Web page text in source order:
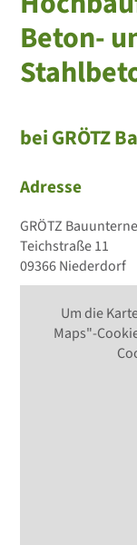
Beton-
bei GRÖTZ
Adresse
GRÖTZ
Teichstraße 11
09366 Niederdorf
Um die
Maps"-